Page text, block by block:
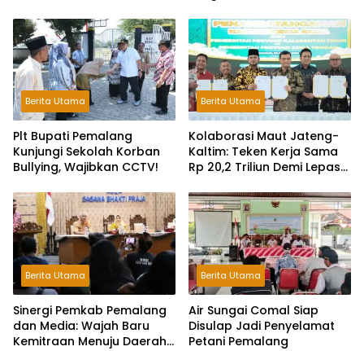
Pelaku Kejahatan Jalanan
Berita Utama
Plt Bupati Pemalang
Kunjungi Sekolah Korban
Bullying, Wajibkan CCTV!
Berita Utama
Kolaborasi Maut Jateng-
Kaltim: Teken Kerja Sama
Rp 20,2 Triliun Demi Lepas
Berita Utama
Sinergi Pemkab Pemalang
dan Media: Wajah Baru
Kemitraan Menuju Daerah
Berita Utama
Air Sungai Comal Siap
Disulap Jadi Penyelamat
Petani Pemalang